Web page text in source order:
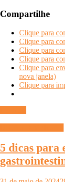
Compartilhe
Clique para
Clique para
Clique para
Clique para
Clique para
nova janela)
Clique para
5 dicas para